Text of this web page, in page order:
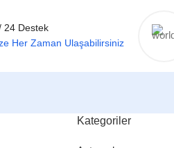
24 Destek
Her Zaman Ulaşabilirsiniz
Kategoriler